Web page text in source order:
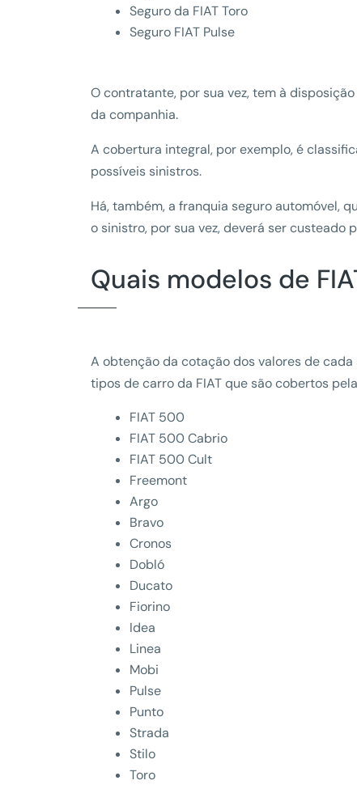
Seguro da FIAT Toro
Seguro FIAT Pulse
O contratante, por sua vez, tem à
da companhia.
A cobertura integral, por exemplo, é
possíveis sinistros.
Há, também, a franquia seguro automóvel,
o sinistro, por sua vez, deverá ser custeado
Quais modelos de
A obtenção da cotação dos valores de
tipos de carro da FIAT que são cobertos
FIAT 500
FIAT 500 Cabrio
FIAT 500 Cult
Freemont
Argo
Bravo
Cronos
Dobló
Ducato
Fiorino
Idea
Linea
Mobi
Pulse
Punto
Strada
Stilo
Toro